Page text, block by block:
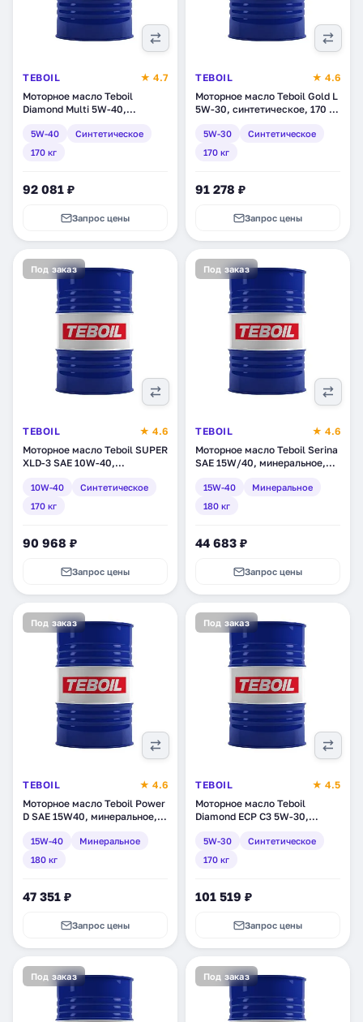
TEBOIL
★ 4.7
Моторное масло Teboil
Diamond Multi 5W-40,
(3455082)
5W-40
Синтетическое
170 кг
92 081 ₽
Запрос цены
TEBOIL
★ 4.6
Моторное масло Teboil Gold L
5W-30, синтетическое, 170 кг
5W-30
Синтетическое
170 кг
91 278 ₽
Запрос цены
Под заказ
TEBOIL
★ 4.6
Моторное масло Teboil SUPER
XLD-3 SAE 10W-40,
307)
10W-40
Синтетическое
170 кг
90 968 ₽
Запрос цены
Под заказ
TEBOIL
★ 4.6
Моторное масло Teboil Serina
SAE 15W/40, минеральное,
15W-40
Минеральное
180 кг
44 683 ₽
Запрос цены
Под заказ
TEBOIL
★ 4.6
Моторное масло Teboil Power
D SAE 15W40, минеральное,
15W-40
Минеральное
180 кг
47 351 ₽
Запрос цены
Под заказ
TEBOIL
★ 4.5
Моторное масло Teboil
Diamond ECP C3 5W-30,
(3453893)
5W-30
Синтетическое
170 кг
101 519 ₽
Запрос цены
Под заказ Под заказ